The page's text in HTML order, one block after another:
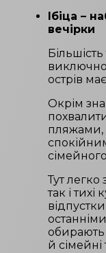
Ібіца –
вечірки
острів
Окрім
пляжами,
Тут легко
так і
обирають
й сімейні